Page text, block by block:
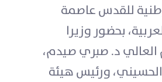
للقدس عاصمة
بحضور وزيرا
العالي د. صبري صيدم،
ورئيس هيئة